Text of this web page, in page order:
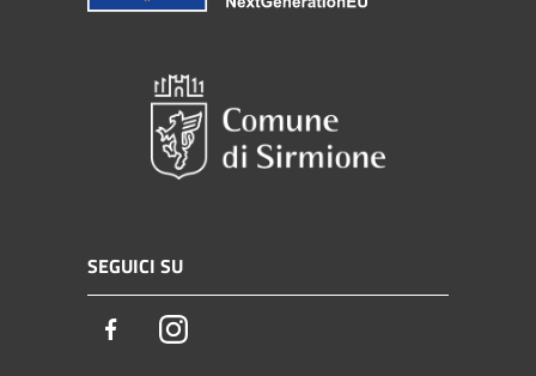
SEGUICI SU
FacebookInstagram